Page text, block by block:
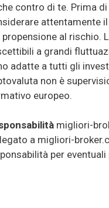
contro di te. Prima
attentamente
propensione al rischio.
a grandi
adatte a tutti gli
non è
europeo.
migliori-
a migliori-
per eventuali